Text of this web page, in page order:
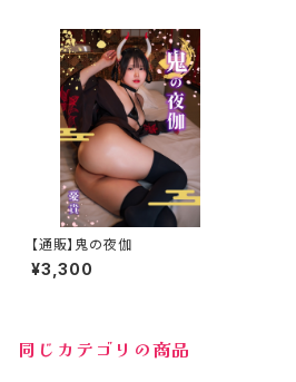
【通販】鬼の夜伽
¥3,300
同じカテゴリの商品